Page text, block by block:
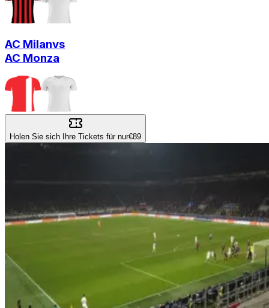
AC Milanvs
AC Monza
Holen Sie sich Ihre Tickets für nur€89